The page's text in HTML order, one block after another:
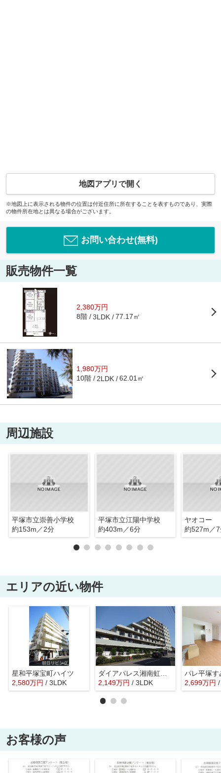
地図アプリで開く
※地図上に表示される物件の位置は付近住所に所在することを表すものであり、実際
の物件所在地とは異なる場合がございます。
お問い合わせ(無料)
販売物件一覧
2,380万円
8階 3LDK 77.17㎡
1,980万円
10階 2LDK 62.01㎡
周辺施設
平塚市立崇善小学校
約153m／2分
平塚市立江陽中学校
約403m／6分
ヤオコー
約527m／
エリアの近い物件
星和平塚宝町ハイツ
2,580万円 / 3LDK
ダイアパレス湘南虹ケ浜オーシャンビュー
2,149万円 / 3LDK 2,699万円
お客様の声